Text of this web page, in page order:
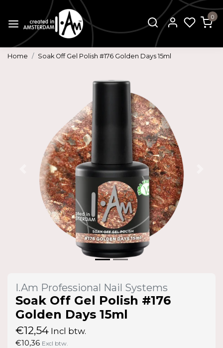
0
Home Soak Off Gel Polish #176 Golden Days 15ml
Vorige
I.Am Professional Nail Systems
Soak Off Gel Polish #176
Golden Days 15ml
€12,54 Incl btw.
€10,36 Excl btw.